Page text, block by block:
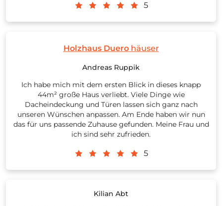
5
Holzhaus Duerohäuser
Andreas Ruppik
Ich habe mich mit dem ersten Blick in dieses knapp
44m² große Haus verliebt. Viele Dinge wie
Dacheindeckung und Türen lassen sich ganz nach
unseren Wünschen anpassen. Am Ende haben wir nun
das für uns passende Zuhause gefunden. Meine Frau und
ich sind sehr zufrieden.
5
Kilian Abt